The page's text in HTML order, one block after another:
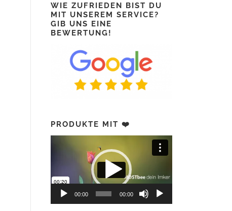
WIE ZUFRIEDEN BIST DU
MIT UNSEREM SERVICE?
GIB UNS EINE
BEWERTUNG!
PRODUKTE MIT ❤️
00:00 00:00